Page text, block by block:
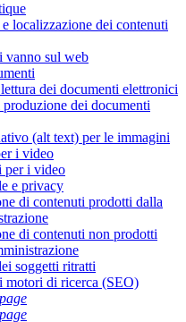
localizzazione dei contenuti
vanno sul web
dei documenti elettronici
dei documenti
(alt text) per le immagini
i video
per i video
e privacy
di contenuti prodotti dalla
di contenuti non prodotti
soggetti ritratti
motori di ricerca (SEO)